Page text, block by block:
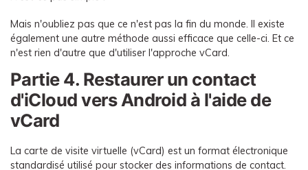
Mais n'oubliez pas que ce n'est pas la fin du monde. Il existe
également une autre méthode aussi efficace que celle-ci. Et ce
n'est rien d'autre que d'utiliser l'approche vCard.
Partie 4. Restaurer un contact
d'iCloud vers Android à l'aide de
vCard
La carte de visite virtuelle (vCard) est un format électronique
standardisé utilisé pour stocker des informations de contact.